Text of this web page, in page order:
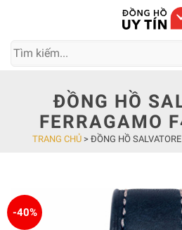
ĐỒNG HỒ
FERRAGAMO
TRANG CHỦ > ĐỒNG HỒ
-40%